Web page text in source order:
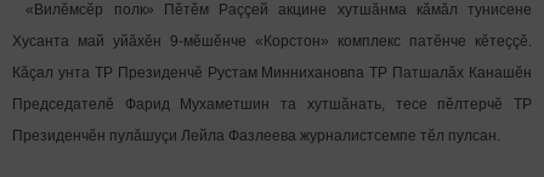
«Вилӗмсӗр полк» Пӗтӗм Раççей акцине хутшăнма кăмăл тунисене
Хусанта май уйăхӗн 9-мӗшӗнче «Корстон» комплекс патӗнче кӗтеççӗ.
Кăçал унта ТР Президенчӗ Рустам Миннихановпа ТР Патшалăх Канашӗн
Председателӗ Фарид Мухаметшин та хутшăнать, тесе пӗлтерчӗ ТР
Президенчӗн пулăшуçи Лейла Фазлеева журналистсемпе тӗл пулсан.